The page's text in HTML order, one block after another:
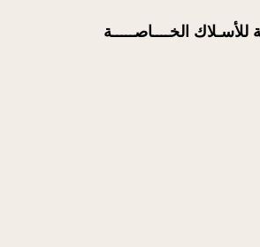
للأسـلاك الخــــاصـــــة